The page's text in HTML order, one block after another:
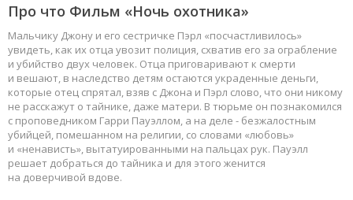
Про что Фильм «Ночь охотника»
Мальчику Джону и его сестричке Пэрл «посчастливилось»
увидеть, как их отца увозит полиция, схватив его за ограбление
и убийство двух человек. Отца приговаривают к смерти
и вешают, в наследство детям остаются украденные деньги,
которые отец спрятал, взяв с Джона и Пэрл слово, что они никому
не расскажут о тайнике, даже матери. В тюрьме он познакомился
с проповедником Гарри Пауэллом, а на деле - безжалостным
убийцей, помешанном на религии, со словами «любовь»
и «ненависть», вытатуированными на пальцах рук. Пауэлл
решает добраться до тайника и для этого женится
на доверчивой вдове.